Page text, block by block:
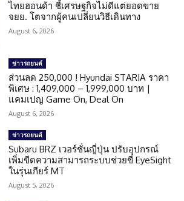
ไทยฮอนด้า ชี้เศรษฐกิจไม่ดีแต่ยอดขาย
จยย. โตจากผู้คนเปลี่ยนวิธีเดินทาง
August 6, 2026
ข่าวรถยนต์
ส่วนลด 250,000 ! Hyundai STARIA ราคา
พิเศษ : 1,409,000 – 1,999,000 บาท |
แคมเปญ Game On, Deal On
August 6, 2026
ข่าวรถยนต์
Subaru BRZ เวอร์ชั่นญี่ปุ่น ปรับอุปกรณ์
เพิ่มขีดความสามารถระบบช่วยขี่ EyeSight
ในรุ่นเกียร์ MT
August 5, 2026